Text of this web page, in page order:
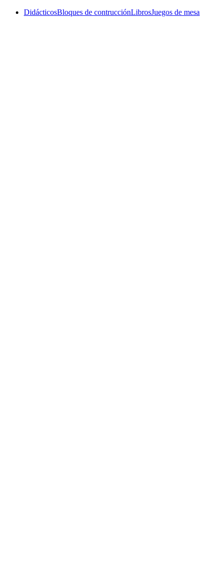
DidácticosBloques de contrucciónLibrosJuegos de mesa